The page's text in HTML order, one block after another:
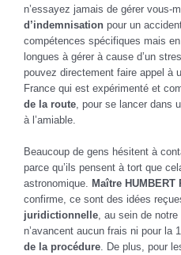
n’essayez jamais de gérer vous-
d’indemnisation pour un
compétences spécifiques mais
longues à gérer à cause d’un
pouvez directement faire appel à
France qui est expérimenté et
de la route , pour se lancer dans
à l’amiable.
Beaucoup de gens hésitent à
parce qu’ils pensent à tort que
astronomique.
Maître HUMBERT
confirme, ce sont des idées
juridictionnelle , au sein de
n’avancent aucun frais ni pour la
de la procédure . De plus, pour